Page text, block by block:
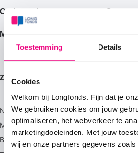
Toestemming Details
Cookies
Welkom bij Longfonds. Fijn dat je
We gebruiken cookies om jouw
optimaliseren, het webverkeer te
marketingdoeleinden. Met jouw
wij en onze partners gegevens zoals
Onderzoek Corona
Magazine Help
Zijn mijn klachten erg?
Secundaire
footermenu
Nieuws
Wat wij
Meldpunt longzorg
Werken
Bestel gratis